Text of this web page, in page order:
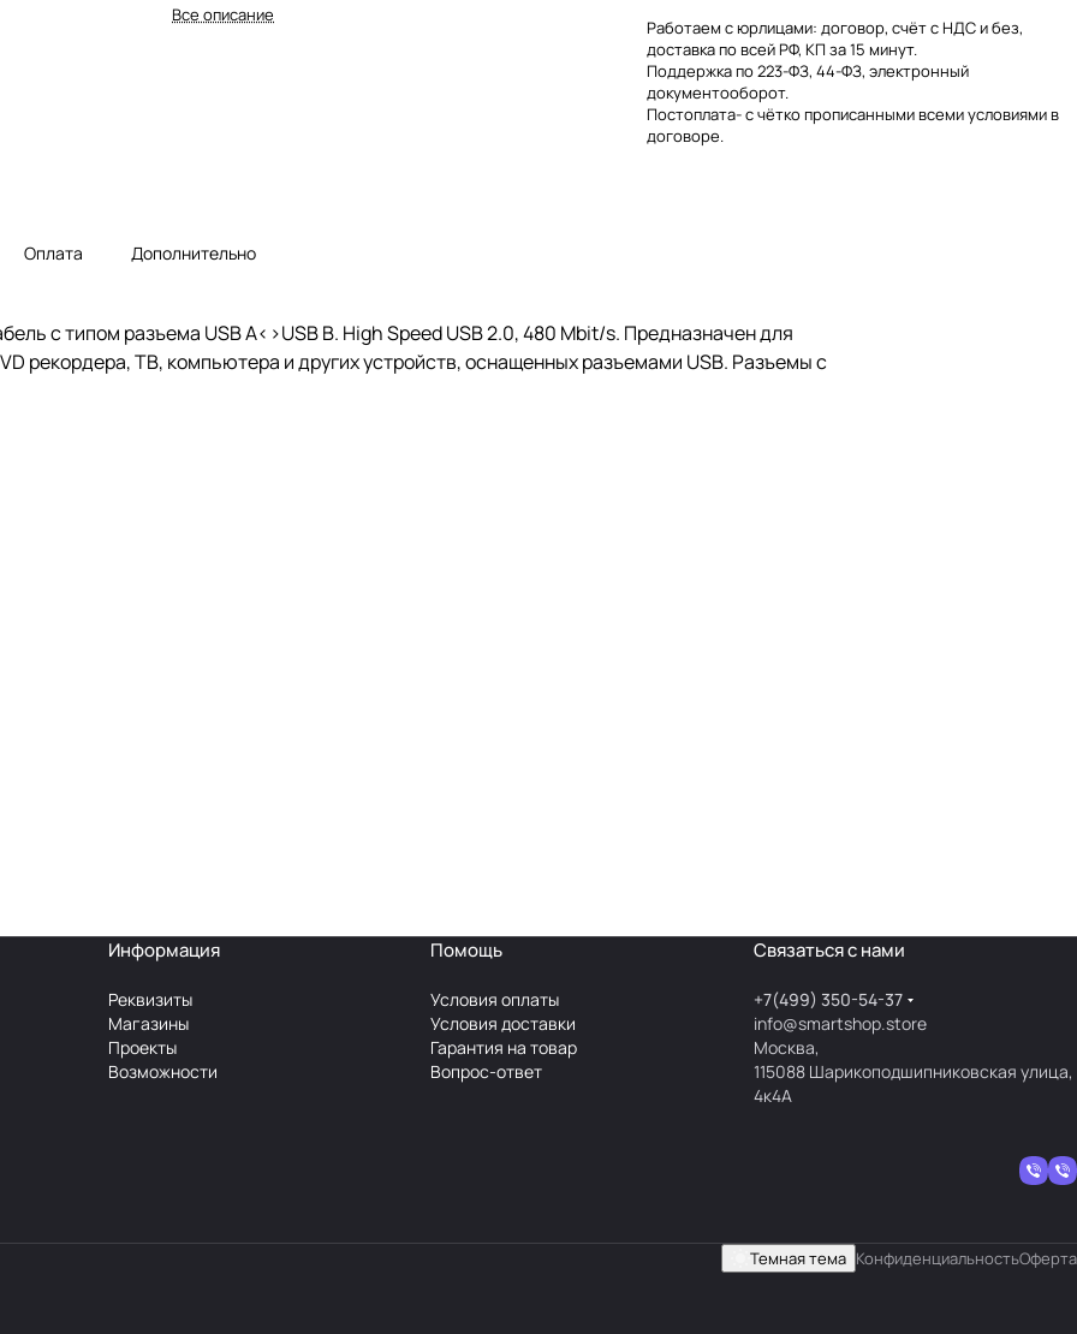
контактами. Категория Premium.
Все описание
Работаем с юрлицами: договор, счёт с НДС и без,
доставка по всей РФ, КП за 15 минут.
Поддержка по 223-ФЗ, 44-ФЗ, электронный
документооборот.
Постоплата- с чётко прописанными всеми условиями в
договоре.
Оплата Дополнительно
с типом разъема USB A<>USB B. High Speed USB 2.0, 480 Mbit/s. Предназначен для
рекордера, ТВ, компьютера и других устройств, оснащенных разъемами USB. Разъемы с
Информация
Реквизиты
Магазины
Проекты
Возможности
Помощь
Условия оплаты
Условия доставки
Гарантия на товар
Вопрос-ответ
Связаться с нами
+7(499) 350-54-37
info@smartshop.store
Москва,
115088 Шарикоподшипниковская улица,
4к4А
Темная тема КонфиденциальностьОферта